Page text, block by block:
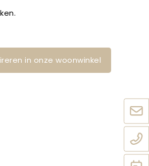
in onze woonwinkel